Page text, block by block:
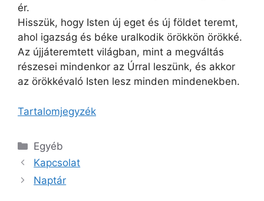
ér.
Hisszük, hogy Isten új eget és új földet teremt,
ahol igazság és béke uralkodik örökkön örökké.
Az újjáteremtett világban, mint a megváltás
részesei mindenkor az Úrral leszünk, és akkor
az örökkévaló Isten lesz minden mindenekben.
Tartalomjegyzék
Kategória
Egyéb
Kapcsolat
Naptár